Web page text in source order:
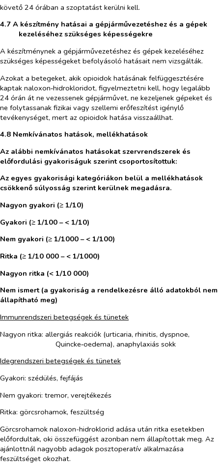
követő 24 órában a szoptatást kerülni kell.
4.7 A készítmény hatásai a gépjárművezetéshez és a gépek
kezeléséhez szükséges képességekre
A készítménynek a gépjárművezetéshez és gépek kezeléséhez
szükséges képességeket befolyásoló hatásait nem vizsgálták.
Azokat a betegeket, akik opioidok hatásának felfüggesztésére
kaptak naloxon‑hidrokloridot, figyelmeztetni kell, hogy legalább
24 órán át ne vezessenek gépjárművet, ne kezeljenek gépeket és
ne folytassanak fizikai vagy szellemi erőfeszítést igénylő
tevékenységet, mert az opioidok hatása visszaállhat.
4.8 Nemkívánatos hatások, mellékhatások
Az alábbi nemkívánatos hatásokat szervrendszerek és
előfordulási gyakoriságuk szerint csoportosítottuk:
Az egyes gyakorisági kategóriákon belül a mellékhatások
csökkenő súlyosság szerint kerülnek megadásra.
Nagyon gyakori (≥ 1/10)
Gyakori (≥ 1/100 – < 1/10)
Nem gyakori (≥ 1/1000 – < 1/100)
Ritka (≥ 1/10 000 – < 1/1000)
Nagyon ritka (< 1/10 000)
Nem ismert (a gyakoriság a rendelkezésre álló adatokból nem
állapítható meg)
Immunrendszeri betegségek és tünetek
Nagyon ritka: allergiás reakciók (urticaria, rhinitis, dyspnoe,
Quincke‑oedema), anaphylaxiás sokk
Idegrendszeri betegségek és tünetek
Gyakori: szédülés, fejfájás
Nem gyakori: tremor, verejtékezés
Ritka: görcsrohamok, feszültség
Görcsrohamok naloxon-hidroklorid adása után ritka esetekben
előfordultak, oki összefüggést azonban nem állapítottak meg. Az
ajánlottnál nagyobb adagok posztoperatív alkalmazása
feszültséget okozhat.